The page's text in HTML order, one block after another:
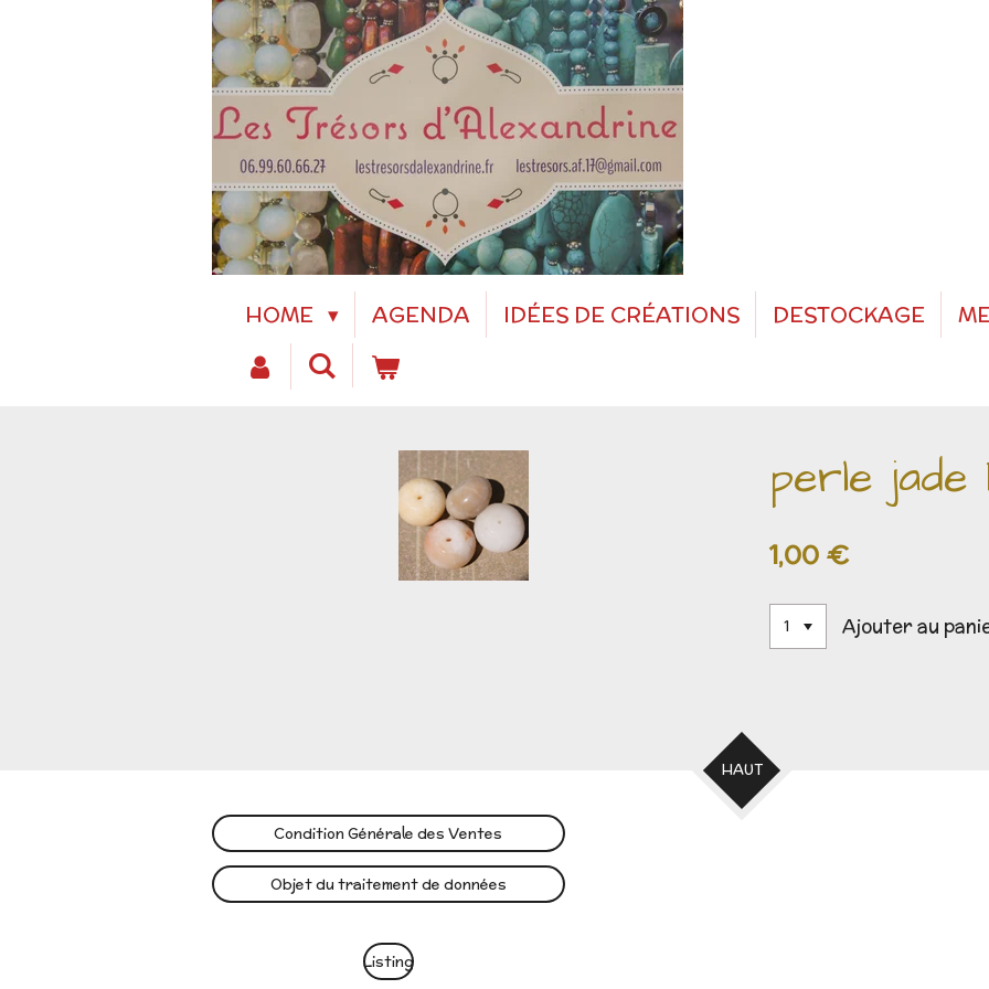
HOME AGENDA IDÉES DE CRÉATIONS DESTOCKAGE
perle jade
1,00 €
Ajouter au
HAUT
Condition Générale des Ventes
Objet du traitement de données
Listing